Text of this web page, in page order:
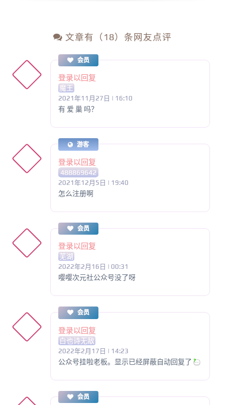
文章有（18）条网友点评
会员
登录以回复
魔王
2021年11月27日 | 16:10
有 爱 巢 吗？
游客
登录以回复
488869642
2021年12月5日 | 19:40
怎么注册啊
会员
登录以回复
芜湖
2022年2月16日 | 00:31
嘤嘤次元社公众号没了呀
会员
登录以回复
白也诗无敌
2022年2月17日 | 14:23
公众号挂啦老板。显示已经屏蔽自动回复了
会员